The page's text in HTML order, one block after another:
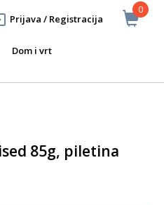
0
Prijava / Registracija
Dom i vrt
85g, piletina